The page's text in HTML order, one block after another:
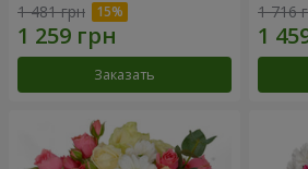
1 481 грн
Заказать
1 716